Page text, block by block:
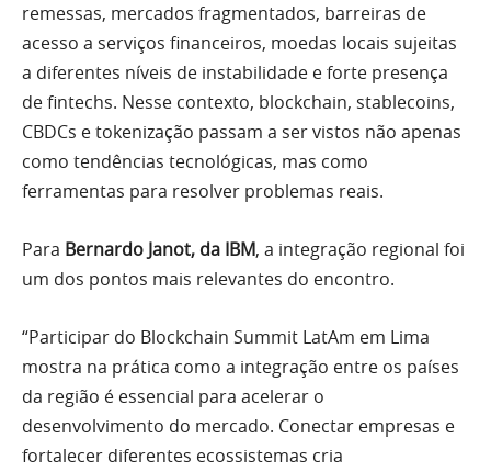
remessas, mercados fragmentados, barreiras de
acesso a serviços financeiros, moedas locais sujeitas
a diferentes níveis de instabilidade e forte presença
de fintechs. Nesse contexto, blockchain, stablecoins,
CBDCs e tokenização passam a ser vistos não apenas
como tendências tecnológicas, mas como
ferramentas para resolver problemas reais.
Para Bernardo Janot, da IBM, a integração regional foi
um dos pontos mais relevantes do encontro.
“Participar do Blockchain Summit LatAm em Lima
mostra na prática como a integração entre os países
da região é essencial para acelerar o
desenvolvimento do mercado. Conectar empresas e
fortalecer diferentes ecossistemas cria